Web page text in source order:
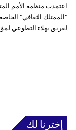
اعتمدت منظمة الأمم
"الممتلك الثقافي"
لفريق بهلاء التطوعي
إخترنا لك